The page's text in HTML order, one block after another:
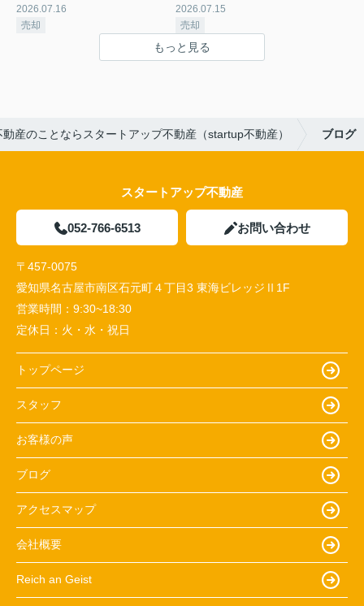
2026.07.16
売却
2026.07.15
売却
もっと見る
産のことならスタートアップ不動産（startup不動産） ブログ
スタートアップ不動産
052-766-6513 お問い合わせ
〒457-0075
愛知県名古屋市南区石元町４丁目3 東海ビレッジⅡ1F
営業時間： 9:30~18:30
定休日： 火・水・祝日
トップページ
スタッフ
お客様の声
ブログ
アクセスマップ
会社概要
Reich an Geist